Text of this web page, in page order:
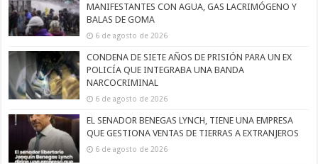
MANIFESTANTES CON AGUA, GAS LACRIMÓGENO Y
BALAS DE GOMA
6 de agosto de 2026
CONDENA DE SIETE AÑOS DE PRISIÓN PARA UN EX
POLICÍA QUE INTEGRABA UNA BANDA
NARCOCRIMINAL
6 de agosto de 2026
EL SENADOR BENEGAS LYNCH, TIENE UNA EMPRESA
QUE GESTIONA VENTAS DE TIERRAS A EXTRANJEROS
6 de agosto de 2026